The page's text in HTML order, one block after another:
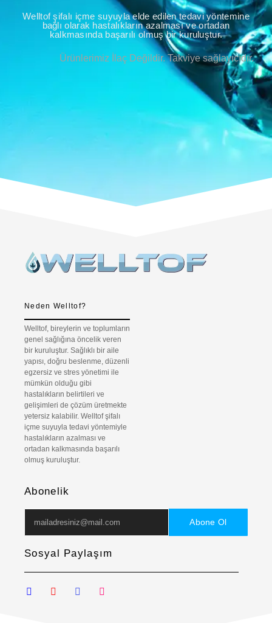
Welltof şifalı içme suyuyla elde edilen tedavi yöntemine
bağlı olarak hastalıkların azalması ve ortadan
kalkmasında başarılı olmuş bir kuruluştur.
Ürünlerimiz İlaç Değildir. Takviye sağlayıcıdır.
Neden Welltof?
Welltof, bireylerin ve toplumların
genel sağlığına öncelik veren
bir kuruluştur. Sağlıklı bir aile
yapısı, doğru beslenme, düzenli
egzersiz ve stres yönetimi ile
mümkün olduğu gibi
hastalıkların belirtileri ve
gelişimleri de çözüm üretmekte
yetersiz kalabilir. Welltof şifalı
içme suyuyla tedavi yöntemiyle
hastalıkların azalması ve
ortadan kalkmasında başarılı
olmuş kuruluştur.
Abonelik
Abone Ol
Sosyal Paylaşım